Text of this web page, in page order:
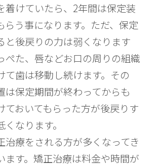
着けていたら、2年間は保定装
らう事になります。ただ、保定
と後戻りの力は弱くなります
ぺた、唇などお口の周りの組織
て歯は移動し続けます。その
は保定期間が終わってからも
ておいてもらった方が後戻りす
なります。
療をされる方が多くなってき
ます。矯正治療は料金や時間が